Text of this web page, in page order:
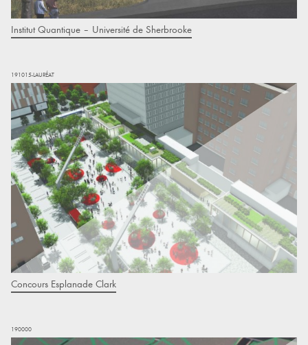
Institut Quantique – Université de Sherbrooke
191015-LAURÉAT
Concours Esplanade Clark
190000